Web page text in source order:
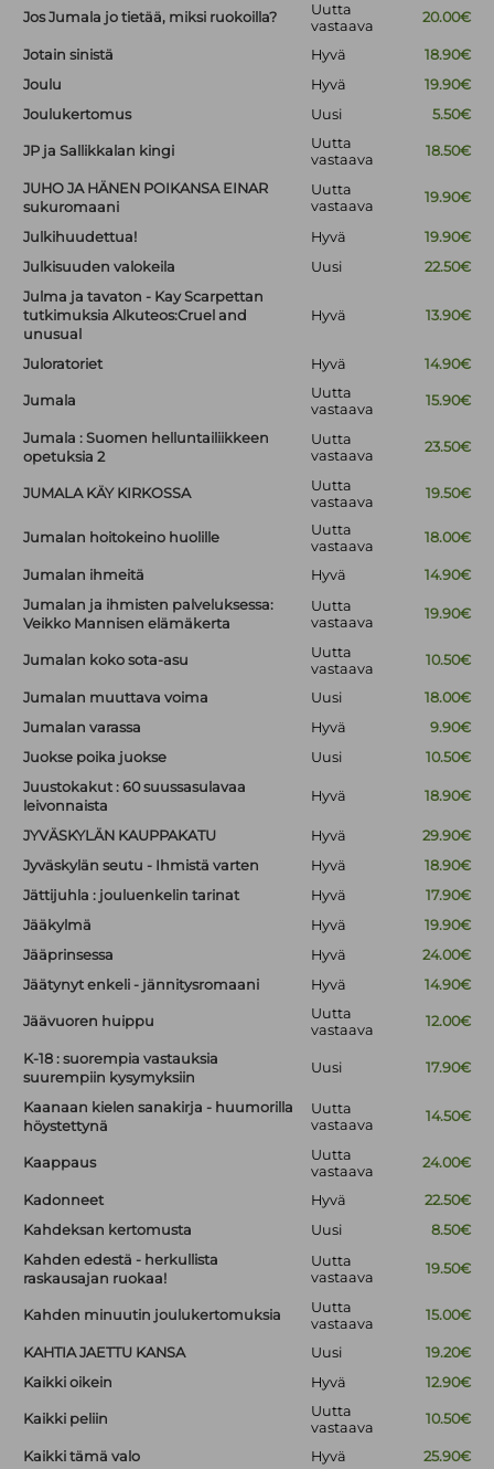
Jos Jumala jo tietää, miksi ruokoilla?
Uutta
vastaava
20.00€
Jotain sinistä Hyvä
18.90€
Joulu
Hyvä
19.90€
Joulukertomus
Uusi 5.50€
JP ja Sallikkalan kingi
Uutta
vastaava
18.50€
JUHO JA HÄNEN POIKANSA EINAR
sukuromaani
Uutta
vastaava
19.90€
Julkihuudettua! Hyvä
19.90€
Julkisuuden valokeila
Uusi
22.50€
Julma ja tavaton - Kay Scarpettan
tutkimuksia Alkuteos:Cruel and
unusual
Hyvä 13.90€
Juloratoriet Hyvä 14.90€
Jumala
Uutta
vastaava
15.90€
Jumala : Suomen helluntailiikkeen
opetuksia 2
Uutta
vastaava
23.50€
JUMALA KÄY KIRKOSSA
Uutta
vastaava
19.50€
Jumalan hoitokeino huolille
Uutta
vastaava
18.00€
Jumalan ihmeitä Hyvä
14.90€
Jumalan ja ihmisten palveluksessa:
Veikko Mannisen elämäkerta
Uutta
vastaava
19.90€
Jumalan koko sota-asu
Uutta
vastaava
10.50€
Jumalan muuttava voima Uusi
18.00€
Jumalan varassa
Hyvä
9.90€
Juokse poika juokse
Uusi
10.50€
Juustokakut : 60 suussasulavaa
leivonnaista
Hyvä 18.90€
JYVÄSKYLÄN KAUPPAKATU Hyvä
29.90€
Jyväskylän seutu - Ihmistä varten
Hyvä
18.90€
Jättijuhla : jouluenkelin tarinat
Hyvä
17.90€
Jääkylmä
Hyvä
19.90€
Jääprinsessa
Hyvä
24.00€
Jäätynyt enkeli - jännitysromaani
Hyvä 14.90€
Jäävuoren huippu
Uutta
vastaava
12.00€
K-18 : suorempia vastauksia
suurempiin kysymyksiin
Uusi 17.90€
Kaanaan kielen sanakirja - huumorilla
höystettynä
Uutta
vastaava
14.50€
Kaappaus
Uutta
vastaava
24.00€
Kadonneet Hyvä
22.50€
Kahdeksan kertomusta
Uusi
8.50€
Kahden edestä - herkullista
raskausajan ruokaa!
Uutta
vastaava
19.50€
Kahden minuutin joulukertomuksia
Uutta
vastaava
15.00€
KAHTIA JAETTU KANSA Uusi
19.20€
Kaikki oikein
Hyvä 12.90€
Kaikki peliin
Uutta
vastaava
10.50€
Kaikki tämä valo Hyvä 25.90€